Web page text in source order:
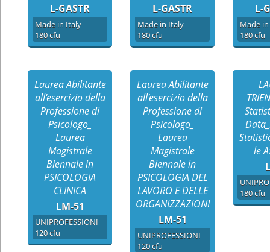
L-GASTR
Made in Italy
180 cfu
L-GASTR
Made in Italy
180 cfu
L-
Made
180 cfu
Laurea Abilitante
all'esercizio della
Professione di
Psicologo_
Laurea
Magistrale
Biennale in
PSICOLOGIA
CLINICA
LM-51
UNIPROFESSIONI
120 cfu
Laurea Abilitante
all'esercizio della
Professione di
Psicologo_
Laurea
Magistrale
Biennale in
PSICOLOGIA DEL
LAVORO E DELLE
ORGANIZZAZIONI
LM-51
UNIPROFESSIONI
120 cfu
le
180 cfu